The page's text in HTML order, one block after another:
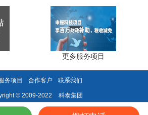
道
通科创平台专项通道，简化评审流
点考核科研成果、技术创新、成果转
格申报高级职称。校企联合培养研究生
低企业人才培育成本。
更多服务项目
务项目 合作客户 联系我们
© 2009-2022 科泰集团